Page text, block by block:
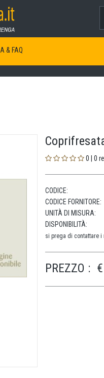
& FAQ
0 | 0
CODICE:
CODICE FORNITORE:
UNITÀ DI MISURA:
DISPONIBILITÀ:
si prega di contattare
PREZZO :